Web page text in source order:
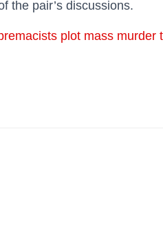
the pair’s discussions.
plot mass murder